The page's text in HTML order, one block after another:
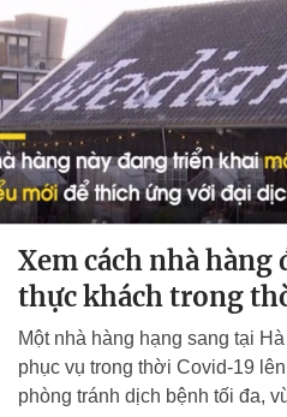
Xem cách nhà hàng
thực khách trong
Một nhà hàng hạng sang tại
phục vụ trong thời Covid-19
phòng tránh dịch bệnh tối đa,